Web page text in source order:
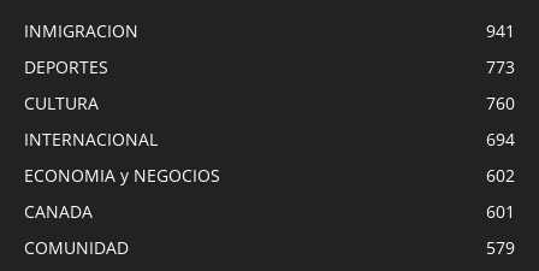
INMIGRACION
941
DEPORTES
773
CULTURA
760
INTERNACIONAL
694
ECONOMIA y NEGOCIOS
602
CANADA
601
COMUNIDAD
579